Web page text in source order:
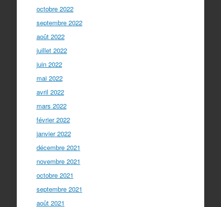
octobre 2022
septembre 2022
août 2022
juillet 2022
juin 2022
mai 2022
avril 2022
mars 2022
février 2022
janvier 2022
décembre 2021
novembre 2021
octobre 2021
septembre 2021
août 2021